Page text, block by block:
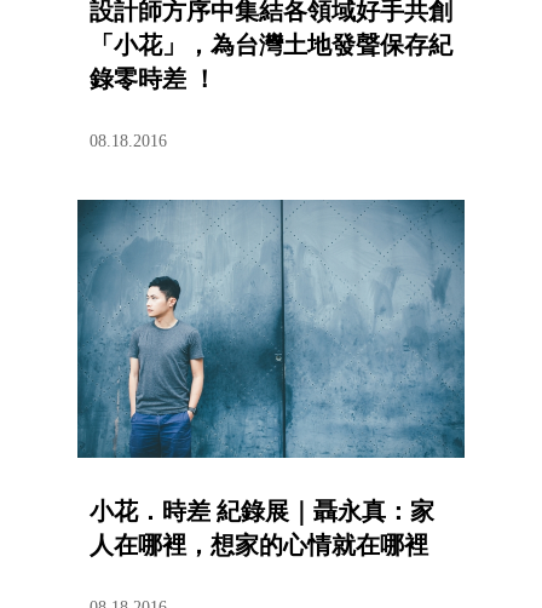
設計師方序中集結各領域好手共創
「小花」，為台灣土地發聲保存紀
錄零時差 ！
08.18.2016
小花．時差 紀錄展｜聶永真：家
人在哪裡，想家的心情就在哪裡